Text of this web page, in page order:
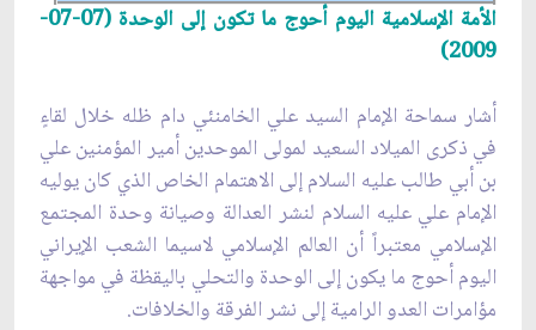
الأمة الإسلامية اليوم أحوج ما تكون إلى الوحدة (07-07-
2009)
أشار سماحة الإمام السيد علي الخامنئي دام ظله خلال لقاءٍ
في ذكرى الميلاد السعيد لمولى الموحدين أمير المؤمنين علي
بن أبي طالب عليه السلام إلى الاهتمام الخاص الذي كان يوليه
الإمام علي عليه السلام لنشر العدالة وصيانة وحدة المجتمع
الإسلامي معتبراً أن العالم الإسلامي لاسيما الشعب الإيراني
اليوم أحوج ما يكون إلى الوحدة والتحلي باليقظة في مواجهة
مؤامرات العدو الرامية إلى نشر الفرقة والخلافات.